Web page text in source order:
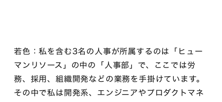
若色：私を含む3名の人事が所属するのは「ヒュー
マンリソース」の中の「人事部」で、ここでは労
務、採用、組織開発などの業務を手掛けています。
その中で私は開発系、エンジニアやプロダクトマネ